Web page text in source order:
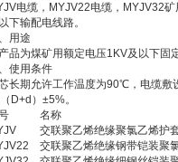
电缆，MYJV22电缆，MYJV32
下输配电线路。
用途
品为煤矿用额定电压1KV及以下固
使用条件
长期允许工作温度为90℃，电缆
D+d）±5%。
名称
交联聚乙烯绝缘聚氯乙烯护
交联聚乙烯绝缘钢带铠装聚